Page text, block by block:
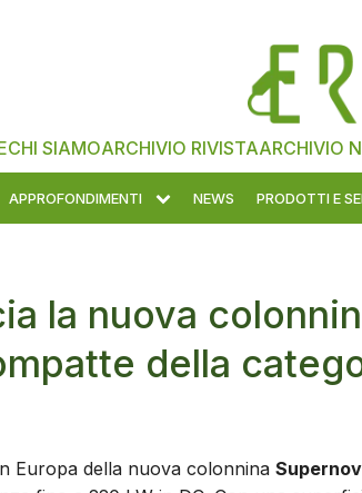
CHI SIAMOARCHIVIO RIVISTAARCHIVIO
APPROFONDIMENTI NEWS PRODOTTI E
la nuova
della
Europa della nuova colonnina